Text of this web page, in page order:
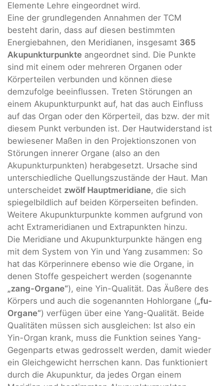
Elemente Lehre eingeordnet wird.
Eine der grundlegenden Annahmen der TCM
besteht darin, dass auf diesen bestimmten
Energiebahnen, den Meridianen, insgesamt 365
Akupunkturpunkte angeordnet sind. Die Punkte
sind mit einem oder mehreren Organen oder
Körperteilen verbunden und können diese
demzufolge beeinflussen. Treten Störungen an
einem Akupunkturpunkt auf, hat das auch Einfluss
auf das Organ oder den Körperteil, das bzw. der mit
diesem Punkt verbunden ist. Der Hautwiderstand ist
bewiesener Maßen in den Projektionszonen von
Störungen innerer Organe (also an den
Akupunkturpunkten) herabgesetzt. Ursache sind
unterschiedliche Quellungszustände der Haut. Man
unterscheidet zwölf Hauptmeridiane, die sich
spiegelbildlich auf beiden Körperseiten befinden.
Weitere Akupunkturpunkte kommen aufgrund von
acht Extrameridianen und Extrapunkten hinzu.
Die Meridiane und Akupunkturpunkte hängen eng
mit dem System von Yin und Yang zusammen: So
hat das Körperinnere ebenso wie die Organe, in
denen Stoffe gespeichert werden (sogenannte
„zang-Organe“), eine Yin-Qualität. Das Äußere des
Körpers und auch die sogenannten Hohlorgane („fu-
Organe“) verfügen über eine Yang-Qualität. Beide
Qualitäten müssen sich ausgleichen: Ist also ein
Yin-Organ krank, muss die Funktion seines Yang-
Gegenparts etwas gedrosselt werden, damit wieder
ein Gleichgewicht herrschen kann. Das funktioniert
durch die Akupunktur, da jedes Organ einem